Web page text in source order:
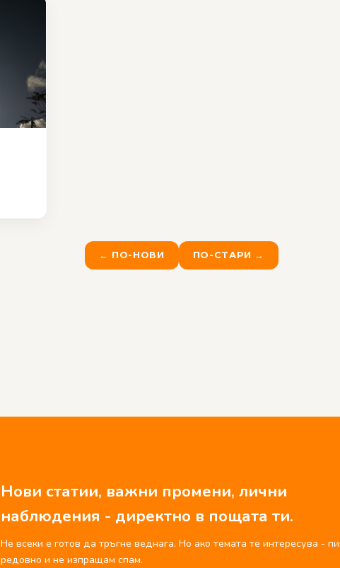
← ПО-НОВИ ПО-СТАРИ →
Нови статии, важни промени, лични
наблюдения - директно в пощата ти.
Не всеки е готов да тръгне веднага. Но ако темата те интересува -
редовно и не изпращам спам.